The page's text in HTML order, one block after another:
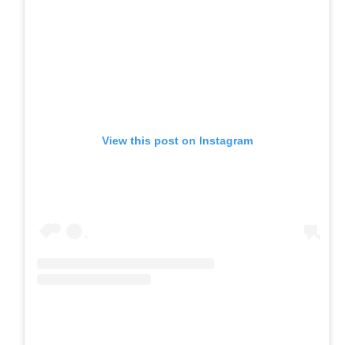
View this post on Instagram